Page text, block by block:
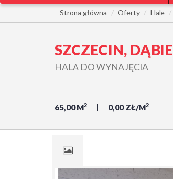
Strona główna Oferty Hale
SZCZECIN, DĄBIE
HALA DO WYNAJĘCIA
65,00 M2 0,00 ZŁ/M2